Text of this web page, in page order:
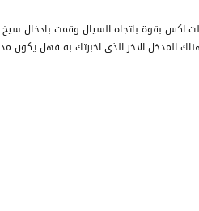
اكس بقوة باتجاه السيال وقمت بادخال
الاخر الذي اخبرتك به فهل يكون مدخل علما ان